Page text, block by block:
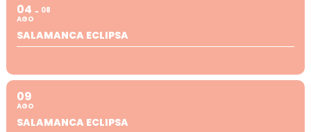
04
AGO
08
SALAMANCA ECLIPSA
09
AGO
SALAMANCA ECLIPSA